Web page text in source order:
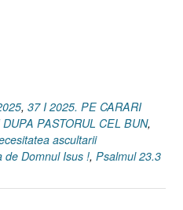
, 37 I 2025. PE CARARI
PASTORUL CEL BUN,
ascultarii
de Domnul Isus !, Psalmul 23.3